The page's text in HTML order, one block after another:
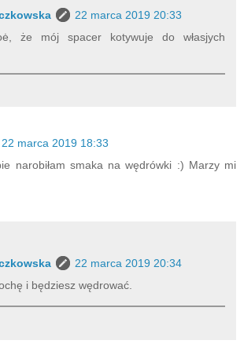
22 marca 2019 20:33
że mój spacer kotywuje do własjych
22 marca 2019 18:33
narobiłam smaka na wędrówki :) Marzy mi
22 marca 2019 20:34
i będziesz wędrować.